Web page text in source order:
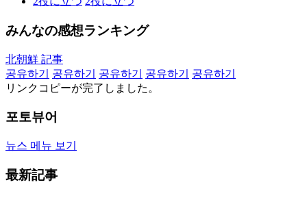
みんなの感想ランキング
北朝鮮 記事
공유하기
공유하기 공유하기 공유하기
공유하기
リンクコピーが完了しました。
포토뷰어
뉴스 메뉴 보기
最新記事